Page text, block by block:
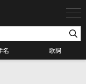
名 歌詞